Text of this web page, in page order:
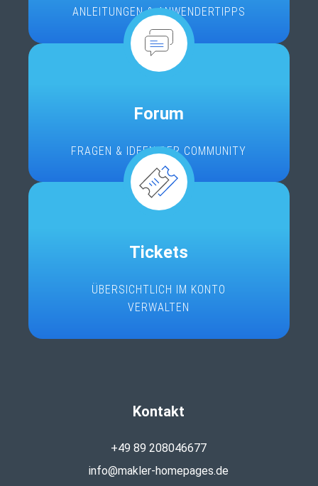
ANLEITUNGEN & ANWENDERTIPPS
Forum
FRAGEN & IDEEN DER COMMUNITY
Tickets
ÜBERSICHTLICH IM KONTO
VERWALTEN
Kontakt
+49 89 208046677
info@makler-homepages.de